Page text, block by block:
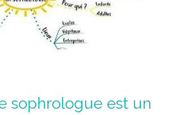
sophrologue est un